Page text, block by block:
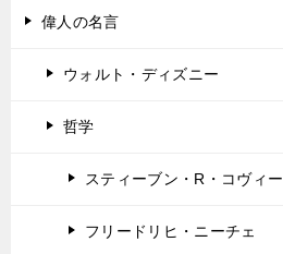
偉人の名言
ウォルト・ディズニー
哲学
スティーブン・R・コヴィー
フリードリヒ・ニーチェ